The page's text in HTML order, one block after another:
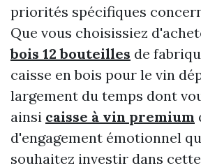
priorités spécifiques
Que vous choisissiez
bois 12 bouteilles de
caisse en bois pour le vin
largement du temps dont
ainsi caisse à vin premium
d'engagement émotionnel
souhaitez investir dans